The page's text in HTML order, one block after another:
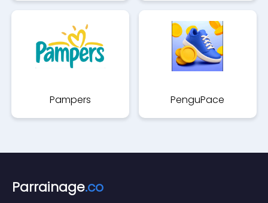
Pampers PenguPace
Parrainage.co